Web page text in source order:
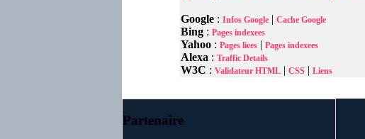
Google: Infos Google| Cache Google
Bing: Pages indexees
Yahoo: Pages liees| Pages indexees
Alexa: Traffic Details
W3C : Validateur HTML| CSS | Liens
Partenaire